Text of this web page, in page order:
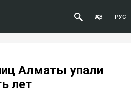
ҚАЗ РУС
Алматы упали
лет